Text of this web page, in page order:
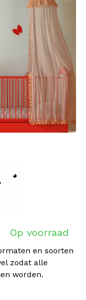
Op voorraad
en soorten
zodat alle
worden.